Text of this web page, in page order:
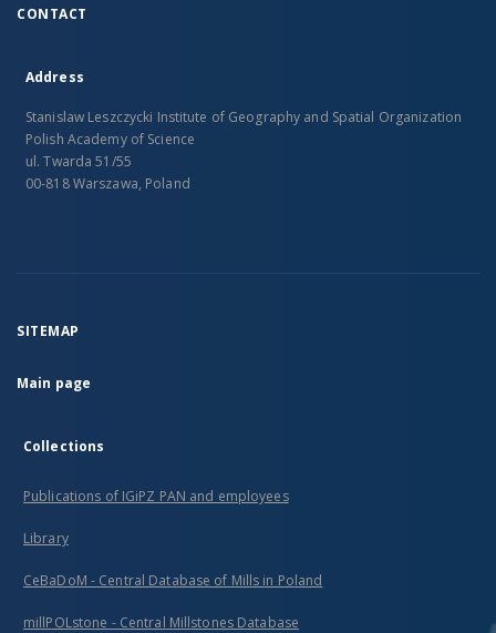
CONTACT
Address
Stanislaw Leszczycki Institute of Geography and Spatial Organization
Polish Academy of Science
ul. Twarda 51/55
00-818 Warszawa, Poland
SITEMAP
Main page
Collections
Publications of IGiPZ PAN and employees
Library
CeBaDoM - Central Database of Mills in Poland
millPOLstone - Central Millstones Database